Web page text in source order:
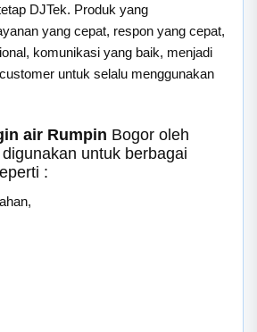
DJTek. Produk yang
yang cepat, respon yang cepat,
komunikasi yang baik, menjadi
untuk selalu menggunakan
air Rumpin Bogor oleh
untuk berbagai
: